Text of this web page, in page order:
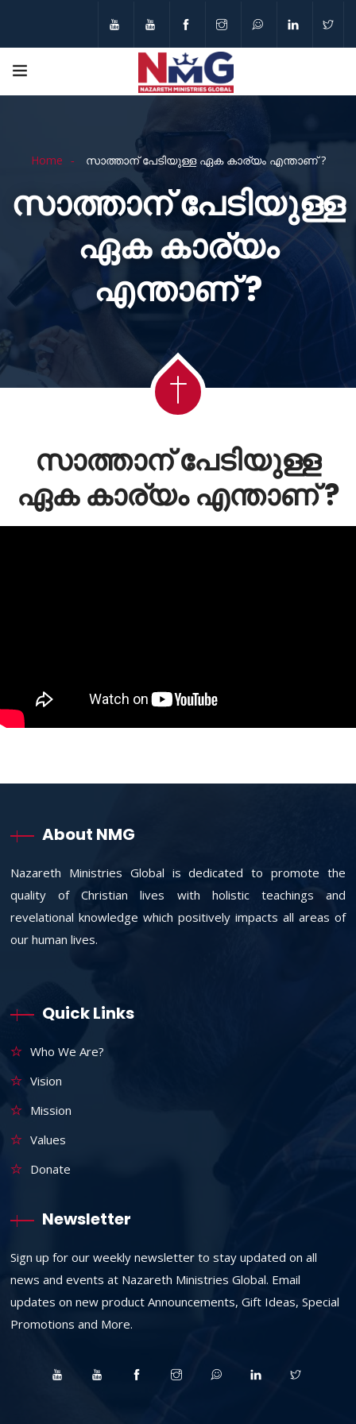
Home സാത്താന് പേടിയുള്ള ഏക കാര്യം എന്താണ് ?
സാത്താന് പേടിയുള്ള
ഏക കാര്യം
എന്താണ് ?
സാത്താന് പേടിയുള്ള
ഏക കാര്യം എന്താണ് ?
About NMG
Nazareth Ministries Global is dedicated to promote the
quality of Christian lives with holistic teachings and
revelational knowledge which positively impacts all areas of
our human lives.
Quick Links
Who We Are?
Vision
Mission
Values
Donate
Newsletter
Sign up for our weekly newsletter to stay updated on all
news and events at Nazareth Ministries Global. Email
updates on new product Announcements, Gift Ideas, Special
Promotions and More.